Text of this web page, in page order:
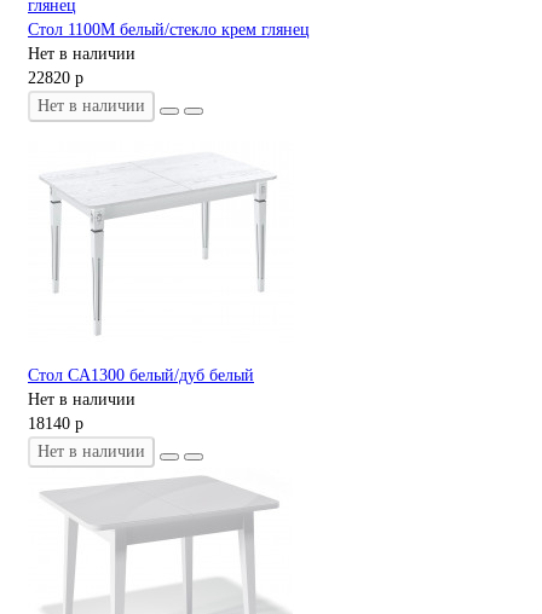
Стол 1100М белый/стекло крем глянец
Нет в наличии
22820 р
Нет в наличии
Стол CA1300 белый/дуб белый
Нет в наличии
18140 р
Нет в наличии